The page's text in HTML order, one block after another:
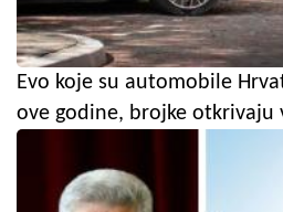
Evo koje su automobile
ove godine, brojke otkrivaju